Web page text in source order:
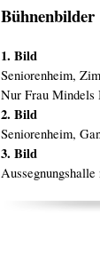
Bühnenbilder
1. Bild
Seniorenheim,
Nur Frau Mindels
2. Bild
Seniorenheim,
3. Bild
Aussegnungshalle